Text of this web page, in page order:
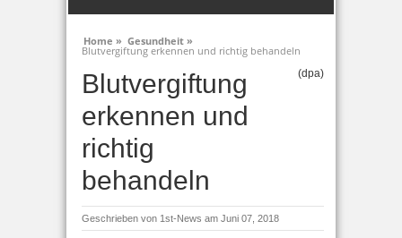
Home » Gesundheit »
Blutvergiftung erkennen und richtig behandeln
Blutvergiftung
erkennen und
richtig
behandeln
(dpa)
Geschrieben von 1st-News am Juni 07, 2018